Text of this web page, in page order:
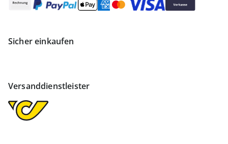
Sicher einkaufen
Versanddienstleister